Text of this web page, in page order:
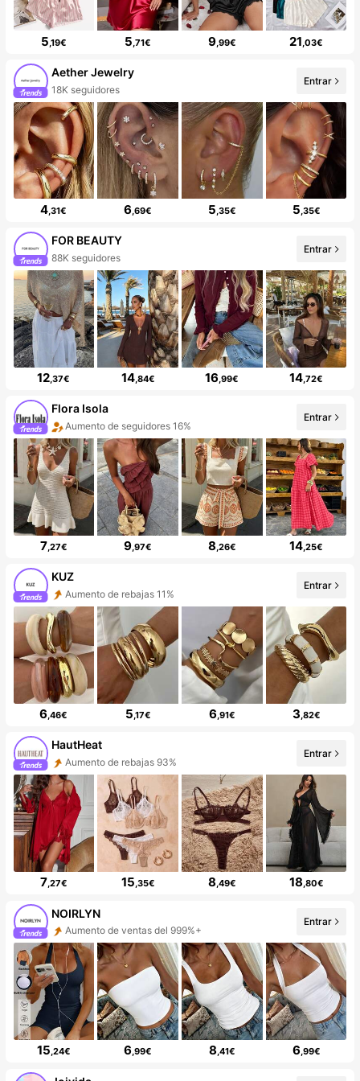
5,19€ 5,71€ 9,99€ 21,03€
Aether Jewelry
18K seguidores
Entrar
4,31€ 6,69€ 5,35€ 5,35€
FOR BEAUTY
88K seguidores
Entrar
12,37€ 14,84€ 16,99€ 14,72€
Flora Isola
Aumento de seguidores 16%
Entrar
7,27€ 9,97€ 8,26€ 14,25€
KUZ
Aumento de rebajas 11%
Entrar
6,46€ 5,17€ 6,91€ 3,82€
HautHeat
Aumento de rebajas 93%
Entrar
7,27€ 15,35€ 8,49€ 18,80€
NOIRLYN
Aumento de ventas del 999%+
Entrar
15,24€ 6,99€ 8,41€ 6,99€